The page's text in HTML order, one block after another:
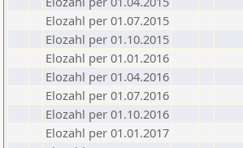
Elozahl per 01.07.2015
Elozahl per 01.10.2015
Elozahl per 01.01.2016
Elozahl per 01.04.2016
Elozahl per 01.07.2016
Elozahl per 01.10.2016
Elozahl per 01.01.2017